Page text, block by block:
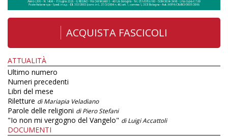
ACQUISTA FASCICOLI
ATTUALITÀ
Ultimo numero
Numeri precedenti
Libri del mese
Riletture di Mariapia Veladiano
Parole delle religioni di Piero Stefani
"Io non mi vergogno del Vangelo" di Luigi Accattoli
DOCUMENTI